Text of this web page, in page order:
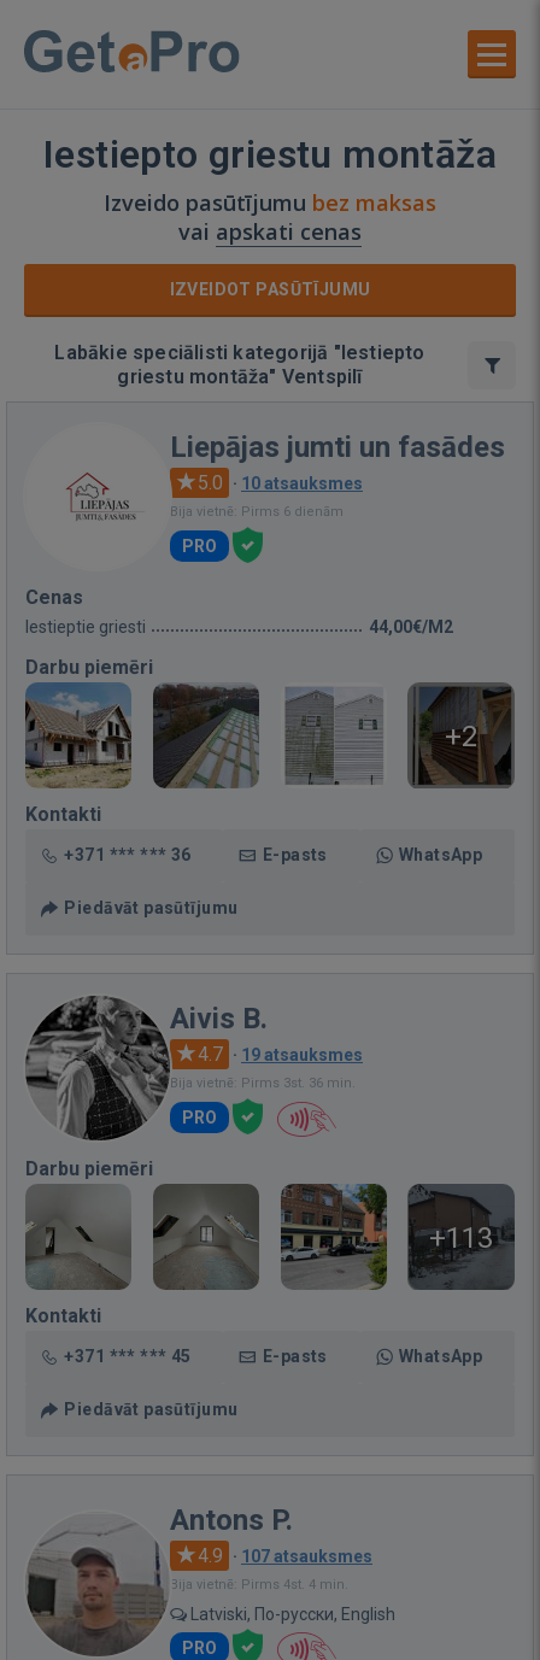
Iestiepto griestu montāža
Izveido pasūtījumu bez maksas
vai apskati cenas
IZVEIDOT PASŪTĪJUMU
Labākie speciālisti kategorijā "Iestiepto
griestu montāža" Ventspilī
Liepājas jumti un fasādes
5.0 · 10 atsauksmes
Bija vietnē: Pirms 6 dienām
PRO
Cenas
Iestieptie griesti 44,00€/M2
Darbu piemēri
+2
Kontakti
+371 *** *** 36 E-pasts WhatsApp
Piedāvāt pasūtījumu
Aivis B.
4.7 · 19 atsauksmes
Bija vietnē: Pirms 3st. 36 min.
PRO
Darbu piemēri
+113
Kontakti
+371 *** *** 45 E-pasts WhatsApp
Piedāvāt pasūtījumu
Antons P.
4.9 · 107 atsauksmes
Bija vietnē: Pirms 4st. 4 min.
Latviski, По-русски, English
PRO